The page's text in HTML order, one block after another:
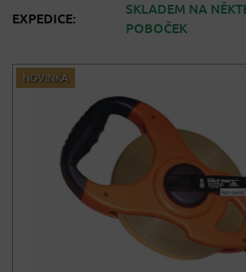
NOVINKA
EXPEDICE:
SKLADEM NA
POBOČEK